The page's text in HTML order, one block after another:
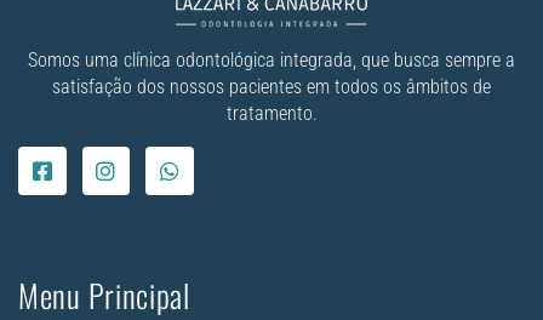
Somos uma clínica odontológica integrada, que busca sempre a
satisfação dos nossos pacientes em todos os âmbitos de
tratamento.
Menu Principal